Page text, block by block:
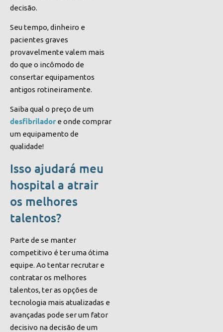
decisão.
Seu tempo, dinheiro e
pacientes graves
provavelmente valem mais
do que o incômodo de
consertar equipamentos
antigos rotineiramente.
Saiba qual o preço de um
desfibrilador e onde comprar
um equipamento de
qualidade!
Isso ajudará meu
hospital a atrair
os melhores
talentos?
Parte de se manter
competitivo é ter uma ótima
equipe. Ao tentar recrutar e
contratar os melhores
talentos, ter as opções de
tecnologia mais atualizadas e
avançadas pode ser um fator
decisivo na decisão de um